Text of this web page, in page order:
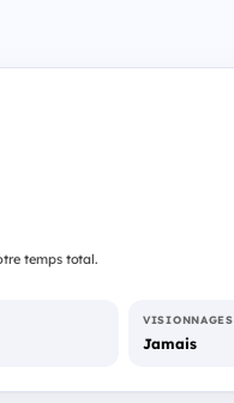
temps total.
VISIONNAGES
Jamais